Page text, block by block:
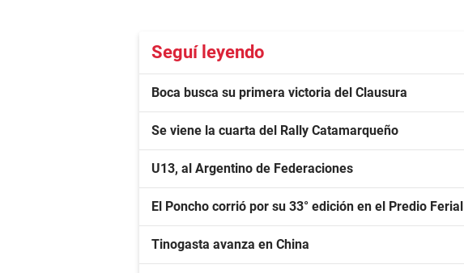
Seguí leyendo
Boca busca su primera victoria del Clausura
Se viene la cuarta del Rally Catamarqueño
U13, al Argentino de Federaciones
El Poncho corrió por su 33° edición en el Predio Ferial
Tinogasta avanza en China